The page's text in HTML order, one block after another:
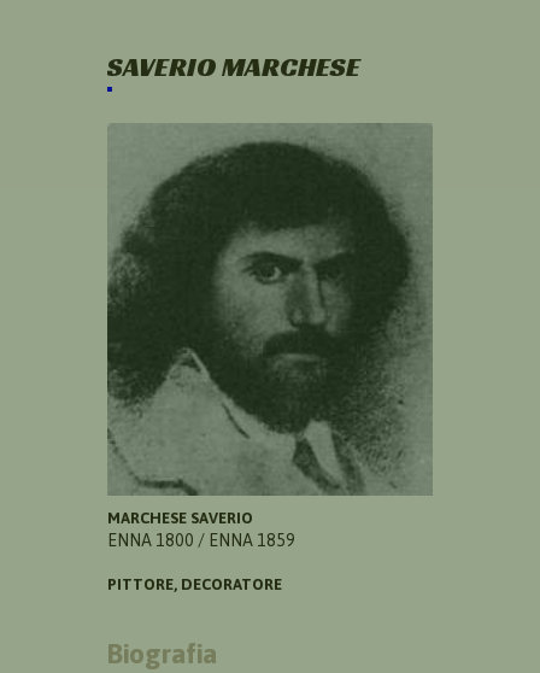
SAVERIO MARCHESE
MARCHESE SAVERIO
ENNA 1800 / ENNA 1859
PITTORE, DECORATORE
Biografia